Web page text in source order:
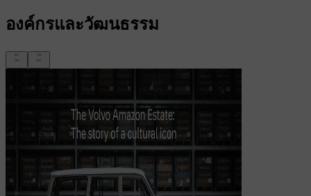
องค์กรและวัฒนธรรม